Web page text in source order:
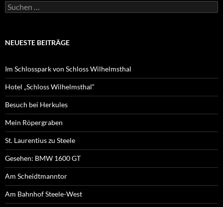
Suchen
nach:
NEUESTE BEITRÄGE
Im Schlosspark von Schloss Wilhelmsthal
Hotel „Schloss Wilhelmsthal“
Besuch bei Herkules
Mein Röpergraben
St. Laurentius zu Steele
Gesehen: BMW 1600 GT
Am Scheidtmanntor
Am Bahnhof Steele-West